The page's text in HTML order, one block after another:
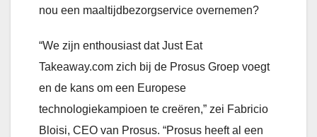
nou een maaltijdbezorgservice overnemen?
“We zijn enthousiast dat Just Eat
Takeaway.com zich bij de Prosus Groep voegt
en de kans om een Europese
technologiekampioen te creëren,” zei Fabricio
Bloisi, CEO van Prosus. “Prosus heeft al een